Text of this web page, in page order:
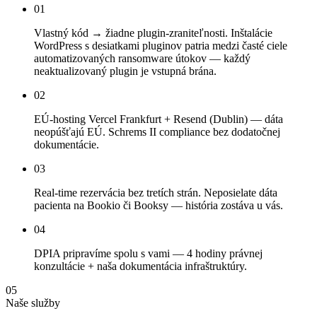
01
Vlastný kód → žiadne plugin-zraniteľnosti. Inštalácie
WordPress s desiatkami pluginov patria medzi časté ciele
automatizovaných ransomware útokov — každý
neaktualizovaný plugin je vstupná brána.
02
EÚ-hosting Vercel Frankfurt + Resend (Dublin) — dáta
neopúšťajú EÚ. Schrems II compliance bez dodatočnej
dokumentácie.
03
Real-time rezervácia bez tretích strán. Neposielate dáta
pacienta na Bookio či Booksy — história zostáva u vás.
04
DPIA pripravíme spolu s vami — 4 hodiny právnej
konzultácie + naša dokumentácia infraštruktúry.
05
Naše služby